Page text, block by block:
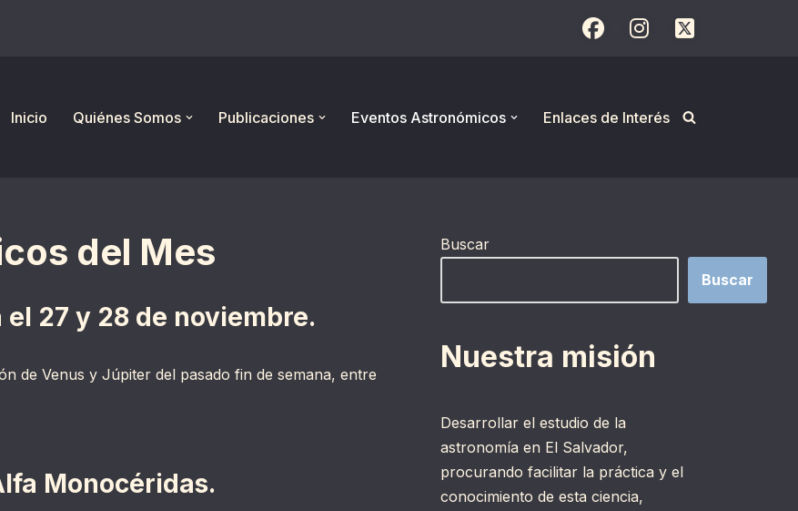
Inicio
Quiénes Somos Publicaciones Eventos Astronómicos Enlaces de Interés
del Mes
27 y 28 de noviembre.
de Venus y Júpiter del pasado fin de semana, entre
Monocéridas.
Buscar
Buscar
Nuestra misión
Desarrollar el estudio de la
astronomía en El Salvador,
procurando facilitar la práctica y el
conocimiento de esta ciencia,